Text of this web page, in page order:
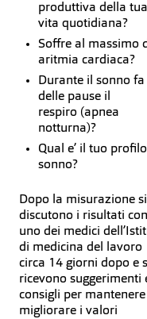
produttiva della tua
vita quotidiana?
Soffre al massimo
aritmia cardiaca?
Durante il sonno fa
delle pause il
respiro (apnea
notturna)?
Qual e’ il tuo profilo
sonno?
Dopo la misurazione si
discutono i risultati con
uno dei medici
di medicina del lavoro
circa 14 giorni dopo e
ricevono suggerimenti
consigli per
migliorare i valori